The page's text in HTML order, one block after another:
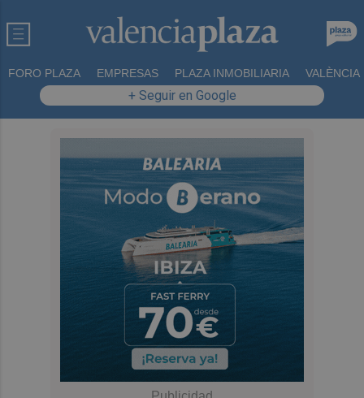
FORO PLAZA EMPRESAS PLAZA INMOBILIARIA VALÈNCIA
+ Seguir en Google